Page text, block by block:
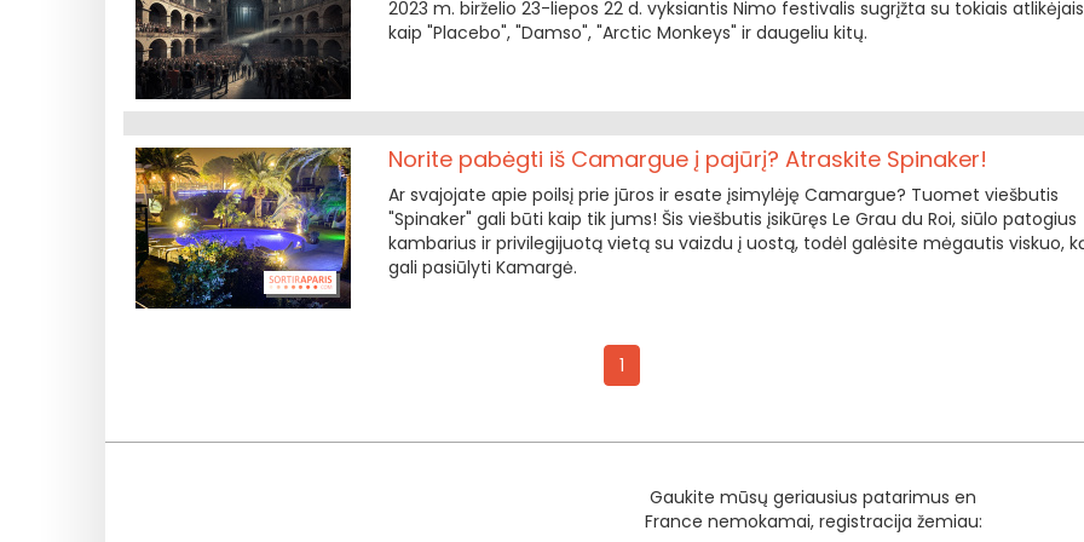
2023 m. birželio 23-liepos 22 d. vyksiantis Nimo festivalis sugrįžta su tokiais atlikėjais
kaip "Placebo", "Damso", "Arctic Monkeys" ir daugeliu kitų.
Norite pabėgti iš Camargue į pajūrį? Atraskite Spinaker!
Ar svajojate apie poilsį prie jūros ir esate įsimylėję Camargue? Tuomet viešbutis
"Spinaker" gali būti kaip tik jums! Šis viešbutis įsikūręs Le Grau du Roi, siūlo patogius
kambarius ir privilegijuotą vietą su vaizdu į uostą, todėl galėsite mėgautis viskuo,
gali pasiūlyti Kamargė.
1
Gaukite mūsų geriausius patarimus en
France nemokamai, registracija žemiau: